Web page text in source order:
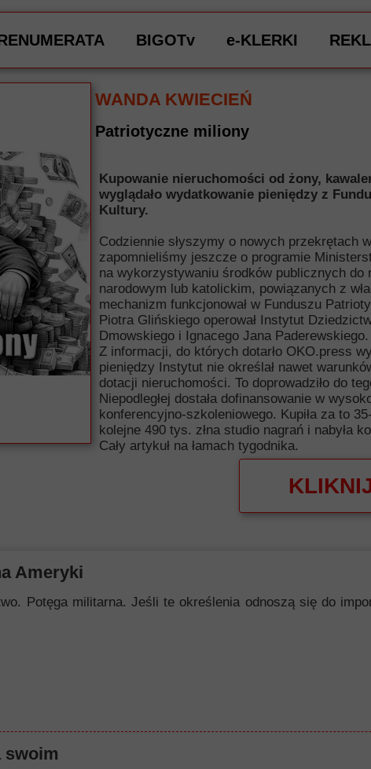
WANDA KWIECIEŃ
Ameryki
militarna. Jeśli te określenia odnoszą się do
swoim
Patriotyczne miliony
Kupowanie nieruchomości od żony,
wyglądało wydatkowanie pieniędzy z
Kultury.
Codziennie słyszymy o nowych przekrętach
zapomnieliśmy jeszcze o programie
na wykorzystywaniu środków publicznych
narodowym lub katolickim, powiązanych z
mechanizm funkcjonował w Funduszu
Piotra Glińskiego operował Instytut
Dmowskiego i Ignacego Jana Paderewskiego.
Z informacji, do których dotarło OKO.press
pieniędzy Instytut nie określał nawet
dotacji nieruchomości. To doprowadziło do
Niepodległej dostała dofinansowanie w
konferencyjno-szkoleniowego. Kupiła za to
kolejne 490 tys. złna studio nagrań i nabyła
Cały artykuł na łamach tygodnika.
BIGOTv e-KLERKI